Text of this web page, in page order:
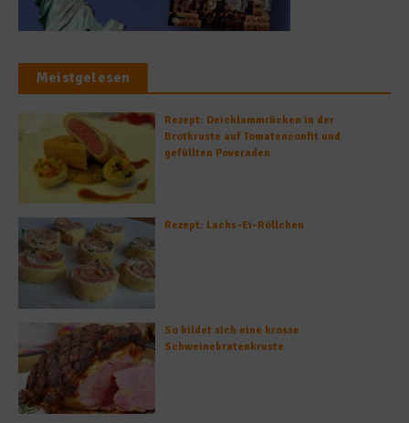
Meistgelesen
Rezept: Deichlammrücken in der
Brotkruste auf Tomatenconfit und
gefüllten Poveraden
Rezept: Lachs-Ei-Röllchen
So bildet sich eine krosse
Schweinebratenkruste